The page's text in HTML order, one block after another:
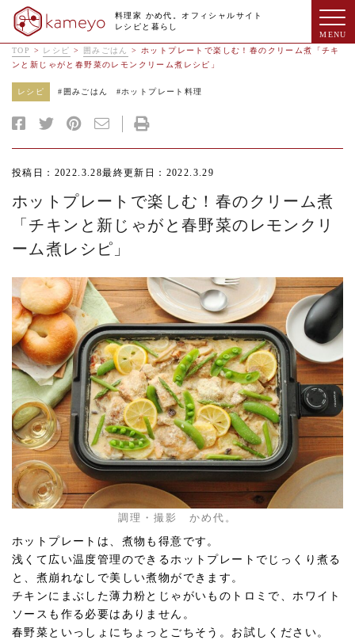
料理家 かめ代。オフィシャルサイト
レシピと暮らし
TOP > レシピ > 囲みごはん > ホットプレートで楽しむ！春のクリーム煮「チキ
ンと新じゃがと春野菜のレモンクリーム煮レシピ」
レシピ # 囲みごはん #ホットプレート料理
投稿日：2022.3.28最終更新日：2022.3.29
ホットプレートで楽しむ！春のクリーム煮
「チキンと新じゃがと春野菜のレモンクリ
ーム煮レシピ」
調理・撮影 かめ代。
ホットプレートは、煮物も得意です。
浅くて広い温度管理のできるホットプレートでじっくり煮る
と、煮崩れなしで美しい煮物ができます。
チキンにまぶした薄力粉とじゃがいものトロミで、ホワイト
ソースも作る必要はありません。
春野菜といっしょにちょっとごちそう。お試しください。